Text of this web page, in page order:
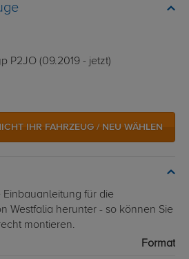
P2JO (09.2019 - jetzt)
IHR FAHRZEUG / NEU WÄHLEN
Einbauanleitung für die
Westfalia herunter - so können Sie
montieren.
Format